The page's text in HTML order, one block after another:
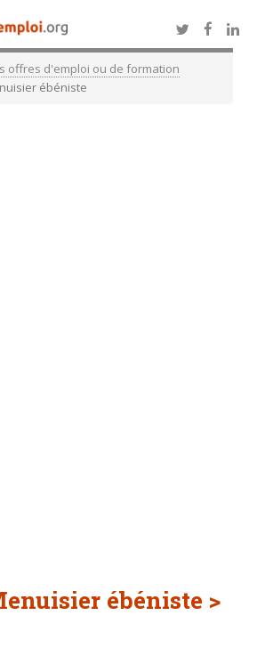
offres d'emploi ou de formation
ébéniste
ébéniste >